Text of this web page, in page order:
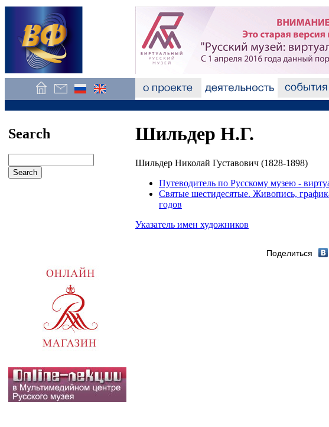
Search Шильдер Н.Г.
Шильдер Николай Густавович (1828-1898)
Путеводитель по Русскому музею -
Святые шестидесятые. Живопись,
годов
Указатель имен художников
Поделиться